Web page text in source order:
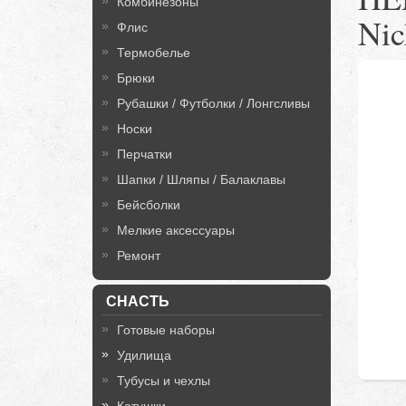
Флис
Термобелье
Брюки
Рубашки / Футболки / Лонгсливы
Носки
Перчатки
Шапки / Шляпы / Балаклавы
Бейсболки
Мелкие аксессуары
Ремонт
СНАСТЬ
Готовые наборы
Удилища
Тубусы и чехлы